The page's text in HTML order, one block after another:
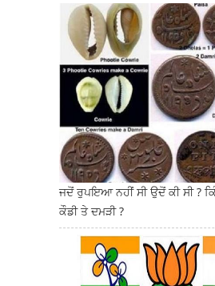
ਜਦੋਂ ਰੁਪਇਆ ਨਹੀਂ ਸੀ ਉਦੋਂ ਕੀ ਸੀ ?
ਕੌਡੀ ਤੇ ਦਮੜੀ ?